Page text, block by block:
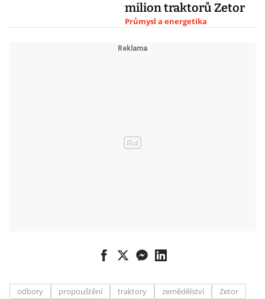
milion traktorů Zetor
Průmysl a energetika
odbory propouštění traktory zemědělství
Zetor